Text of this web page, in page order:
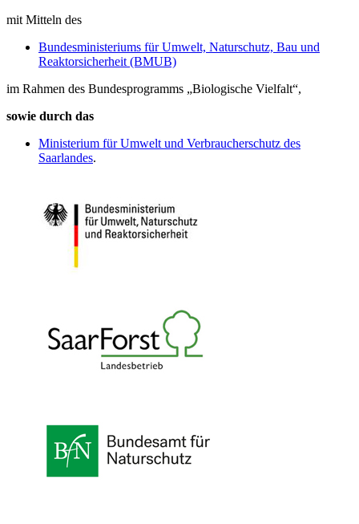
mit Mitteln des
Bundesministeriums für Umwelt, Naturschutz, Bau und
Reaktorsicherheit (BMUB)
im Rahmen des Bundesprogramms „Biologische Vielfalt“,
sowie durch das
Ministerium für Umwelt und Verbraucherschutz des
Saarlandes.